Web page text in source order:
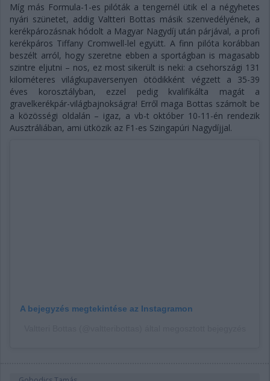
Míg más Formula-1-es pilóták a tengernél ütik el a négyhetes
nyári szünetet, addig Valtteri Bottas másik szenvedélyének, a
kerékpározásnak hódolt a Magyar Nagydíj után párjával, a profi
kerékpáros Tiffany Cromwell-lel együtt. A finn pilóta korábban
beszélt arról, hogy szeretne ebben a sportágban is magasabb
szintre eljutni – nos, ez most sikerült is neki: a csehországi 131
kilométeres világkupaversenyen ötödikként végzett a 35-39
éves korosztályban, ezzel pedig kvalifikálta magát a
gravelkerékpár-világbajnokságra! Erről maga Bottas számolt be
a közösségi oldalán – igaz, a vb-t október 10-11-én rendezik
Ausztráliában, ami ütközik az F1-es Szingapúri Nagydíjjal.
A bejegyzés megtekintése az Instagramon